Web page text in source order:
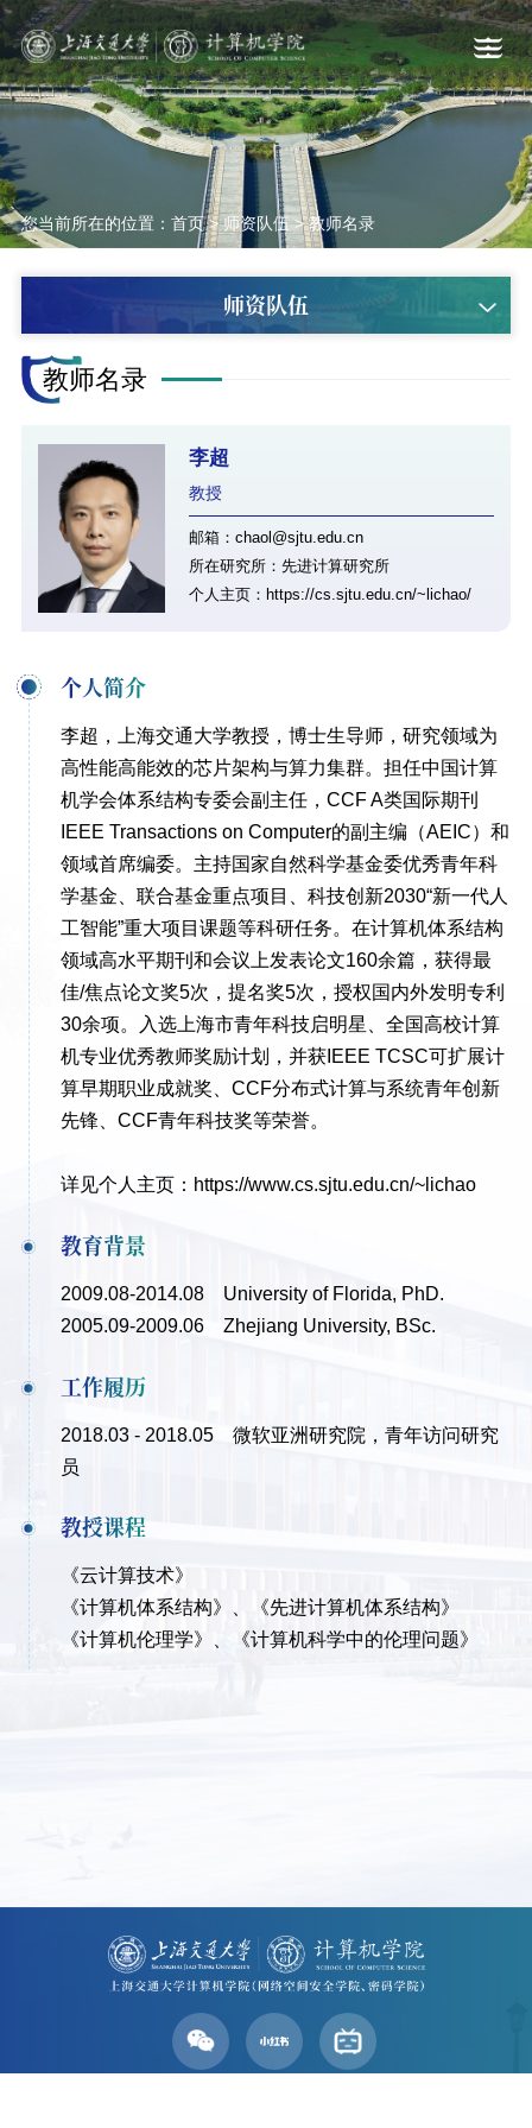
您当前所在的位置： 首页>师资队伍>教师名录
师资队伍
教师名录
李超
教授
邮箱：chaol@sjtu.edu.cn
所在研究所：先进计算研究所
个人主页：https://cs.sjtu.edu.cn/~lichao/
个人简介
李超，上海交通大学教授，博士生导师，研究领域为
高性能高能效的芯片架构与算力集群。担任中国计算
机学会体系结构专委会副主任，CCF A类国际期刊
IEEE Transactions on Computer的副主编（AEIC）和
领域首席编委。主持国家自然科学基金委优秀青年科
学基金、联合基金重点项目、科技创新2030“新一代人
工智能”重大项目课题等科研任务。在计算机体系结构
领域高水平期刊和会议上发表论文160余篇，获得最
佳/焦点论文奖5次，提名奖5次，授权国内外发明专利
30余项。入选上海市青年科技启明星、全国高校计算
机专业优秀教师奖励计划，并获IEEE TCSC可扩展计
算早期职业成就奖、CCF分布式计算与系统青年创新
先锋、CCF青年科技奖等荣誉。
详见个人主页：https://www.cs.sjtu.edu.cn/~lichao
教育背景
2009.08-2014.08 University of Florida, PhD.
2005.09-2009.06 Zhejiang University, BSc.
工作履历
2018.03 - 2018.05 微软亚洲研究院，青年访问研究
员
教授课程
《云计算技术》
《计算机体系结构》、《先进计算机体系结构》
《计算机伦理学》、《计算机科学中的伦理问题》